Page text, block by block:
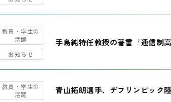
教員・学生の
活躍
お知らせ
手島純特任教授の著書「通信制
教員・学生の
活躍
青山拓朗選手、デフリンピック